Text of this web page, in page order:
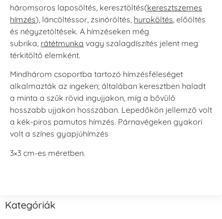
háromsoros laposöltés, keresztöltés(keresztszemes
hímzés), láncöltéssor, zsinóröltés, huroköltés , előöltés
és négyzetöltések. A hímzéseken még
subrika, rátétmunka vagy szalagdíszítés jelent meg
térkitöltő elemként.
Mindhárom csoportba tartozó hímzésféleséget
alkalmazták az ingeken; általában keresztben haladt
a minta a szűk rövid ingujjakon, míg a bővülő
hosszabb ujjakon hosszában. Lepedőkön jellemző volt
a kék-piros pamutos hímzés. Párnavégeken gyakori
volt a színes gyapjúhímzés
3×3 cm-es méretben.
Kategóriák